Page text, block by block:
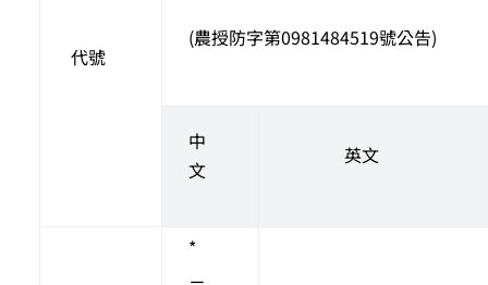
代號
(農授防字第0981484519號公告)
中
文
英文
*